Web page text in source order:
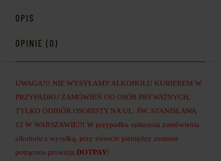
OPIS
OPINIE (0)
UWAGA!!! NIE WYSYŁAMY ALKOHOLU KURIEREM W
PRZYPADKU ZAMÓWIEŃ OD OSÓB PRYWATNYCH,
TYLKO ODBIÓR OSOBISTY NA UL. ŚW. STANISŁAWA
12 W WARSZAWIE!!! W przypadku opłacenia zamówienia
alkoholu z wysyłką, przy zwrocie pieniędzy zostanie
potrącona prowizjaDOTPAY!